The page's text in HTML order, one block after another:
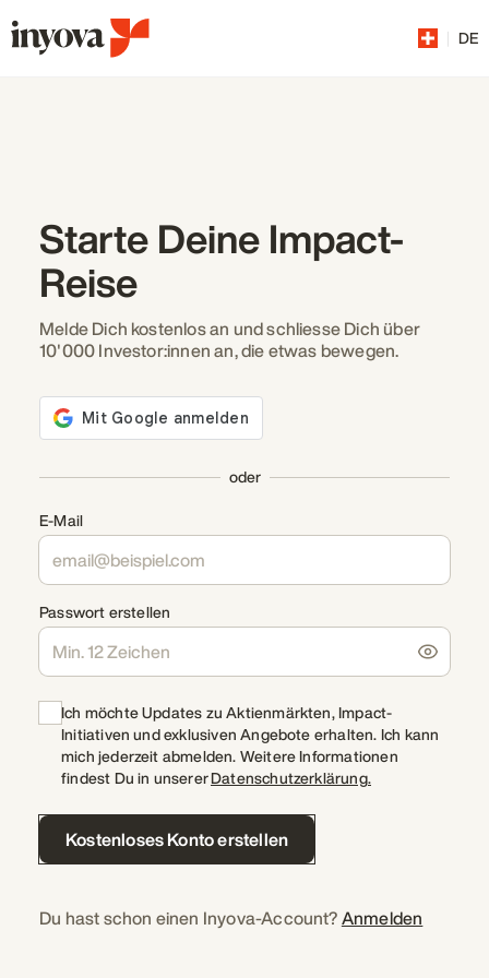
| DE
Starte Deine Impact-
Reise
Melde Dich kostenlos an und schliesse Dich über
10'000 Investor:innen an, die etwas bewegen.
oder
E-Mail
Passwort erstellen
Ich möchte Updates zu Aktienmärkten, Impact-
Initiativen und exklusiven Angebote erhalten. Ich kann
mich jederzeit abmelden. Weitere Informationen
findest Du in unsererDatenschutzerklärung.
Kostenloses Konto erstellen
Du hast schon einen Inyova-Account?Anmelden